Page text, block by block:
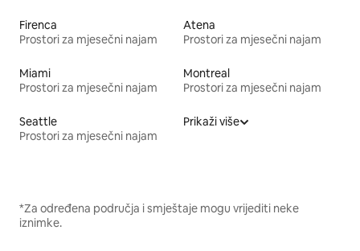
Firenca
Prostori za mjesečni najam
Atena
Prostori za mjesečni najam
Miami
Prostori za mjesečni najam
Montreal
Prostori za mjesečni najam
Seattle
Prostori za mjesečni najam
Prikaži više
*Za određena područja i smještaje mogu vrijediti neke
iznimke.